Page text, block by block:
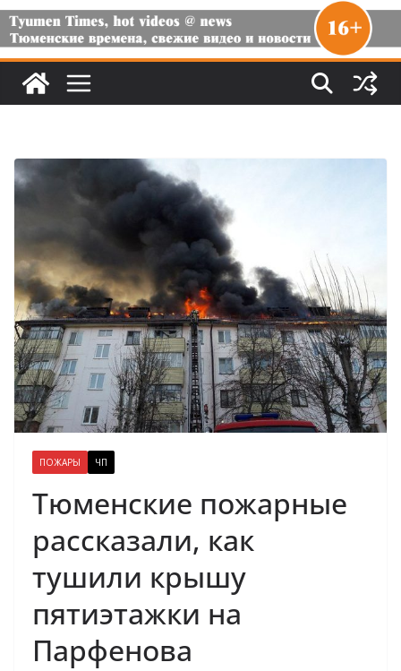
ПОЖАРЫ ЧП
Тюменские пожарные
рассказали, как
тушили крышу
пятиэтажки на
Парфенова